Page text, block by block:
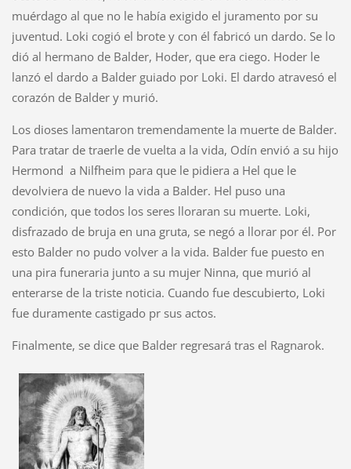
muérdago al que no le había exigido el juramento por su
juventud. Loki cogió el brote y con él fabricó un dardo. Se lo
dió al hermano de Balder, Hoder, que era ciego. Hoder le
lanzó el dardo a Balder guiado por Loki. El dardo atravesó el
corazón de Balder y murió.
Los dioses lamentaron tremendamente la muerte de Balder.
Para tratar de traerle de vuelta a la vida, Odín envió a su hijo
Hermond a Nilfheim para que le pidiera a Hel que le
devolviera de nuevo la vida a Balder. Hel puso una
condición, que todos los seres lloraran su muerte. Loki,
disfrazado de bruja en una gruta, se negó a llorar por él. Por
esto Balder no pudo volver a la vida. Balder fue puesto en
una pira funeraria junto a su mujer Ninna, que murió al
enterarse de la triste noticia. Cuando fue descubierto, Loki
fue duramente castigado pr sus actos.
Finalmente, se dice que Balder regresará tras el Ragnarok.